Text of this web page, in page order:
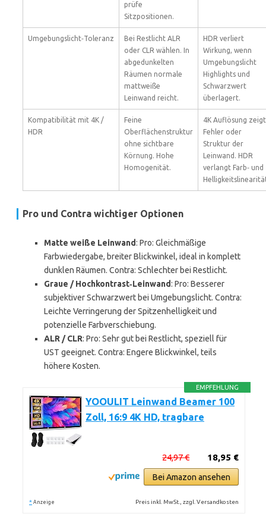
prüfe
Sitzpositionen.
Umgebungslicht‑Toleranz
Bei Restlicht ALR
oder CLR wählen. In
abgedunkelten
Räumen normale
mattweiße
Leinwand reicht.
HDR verliert
Wirkung, wenn
Umgebungslicht
Highlights und
Schwarzwert
überlagert.
Kompatibilität mit 4K /
HDR
Feine
Oberflächenstruktur
ohne sichtbare
Körnung. Hohe
Homogenität.
4K Auflösung zeigt
Fehler oder
Struktur der
Leinwand. HDR
verlangt Farb‑ und
Pro und Contra wichtiger Optionen
Matte weiße Leinwand: Pro: Gleichmäßige
Farbwiedergabe, breiter Blickwinkel, ideal in komplett
dunklen Räumen. Contra: Schlechter bei Restlicht.
Graue / Hochkontrast‑Leinwand: Pro: Besserer
subjektiver Schwarzwert bei Umgebungslicht. Contra:
Leichte Verringerung der Spitzenhelligkeit und
potenzielle Farbverschiebung.
ALR / CLR: Pro: Sehr gut bei Restlicht, speziell für
UST geeignet. Contra: Engere Blickwinkel, teils
höhere Kosten.
EMPFEHLUNG
YOOULIT Leinwand Beamer 100
Zoll, 16:9 4K HD, tragbare
18,95 €
24,97 €
Bei Amazon ansehen
* Anzeige Preis inkl. MwSt., zzgl. Versandkosten